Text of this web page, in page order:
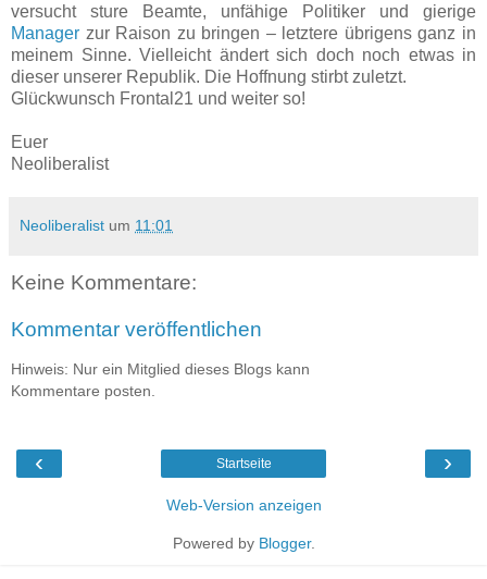
versucht sture Beamte, unfähige Politiker und gierige
Manager zur Raison zu bringen – letztere übrigens ganz in
meinem Sinne. Vielleicht ändert sich doch noch etwas in
dieser unserer Republik. Die Hoffnung stirbt zuletzt.
Glückwunsch Frontal21 und weiter so!
Euer
Neoliberalist
Neoliberalist um 11:01
Keine Kommentare:
Kommentar veröffentlichen
Hinweis: Nur ein Mitglied dieses Blogs kann
Kommentare posten.
‹ ›
Startseite
Web-Version anzeigen
Powered by Blogger.